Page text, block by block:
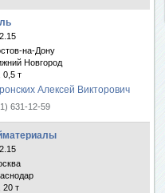
на-Дону
Новгород
0,5 т
Алексей Викторович
631-12-59
20 т